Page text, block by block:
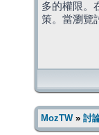
多的權限。
策。當瀏覽
MozTW» 討